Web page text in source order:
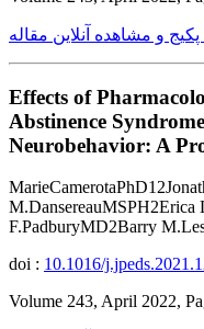
و مشاهده آنلاین مقاله
Effects of
Abstinence
Neurobehavior: A
M.DansereauMSPH2Erica
F.PadburyMD2Barry
doi : 10.1016/
Volume 243, April 2022,